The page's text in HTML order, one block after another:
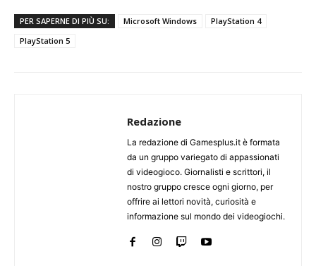
PER SAPERNE DI PIÙ SU: Microsoft Windows
PlayStation 4
PlayStation 5
Redazione
La redazione di Gamesplus.it è formata
da un gruppo variegato di appassionati
di videogioco. Giornalisti e scrittori, il
nostro gruppo cresce ogni giorno, per
offrire ai lettori novità, curiosità e
informazione sul mondo dei videogiochi.